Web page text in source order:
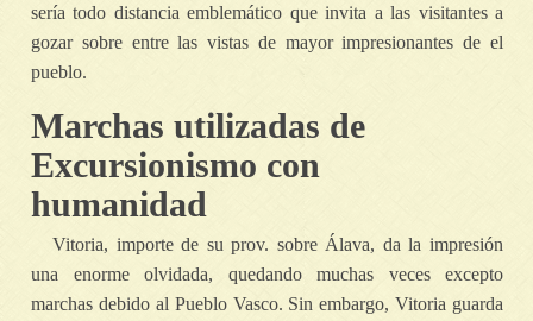
serí­a todo distancia emblemático que invita a las visitantes a
gozar sobre entre las vistas de mayor impresionantes de el
pueblo.
Marchas utilizadas de
Excursionismo con
humanidad
Vitoria, importe de su prov. sobre Álava, da la impresión
una enorme olvidada, quedando muchas veces excepto
marchas debido al Pueblo Vasco. Sin embargo, Vitoria guarda